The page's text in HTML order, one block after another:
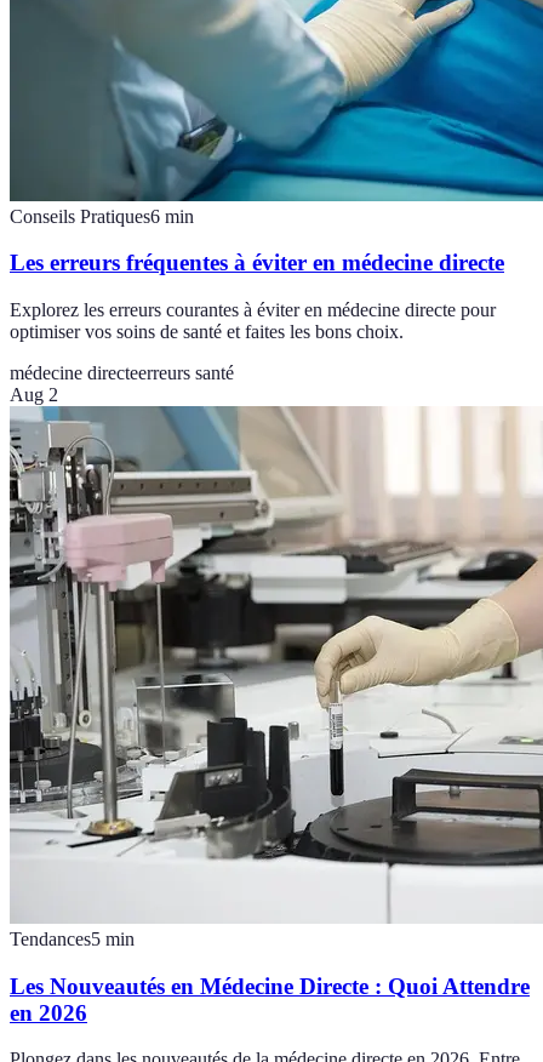
Conseils Pratiques6 min
Les erreurs fréquentes à éviter en médecine directe
Explorez les erreurs courantes à éviter en médecine directe pour
optimiser vos soins de santé et faites les bons choix.
médecine directeerreurs santé
Aug 2
Tendances5 min
Les Nouveautés en Médecine Directe : Quoi Attendre
en 2026